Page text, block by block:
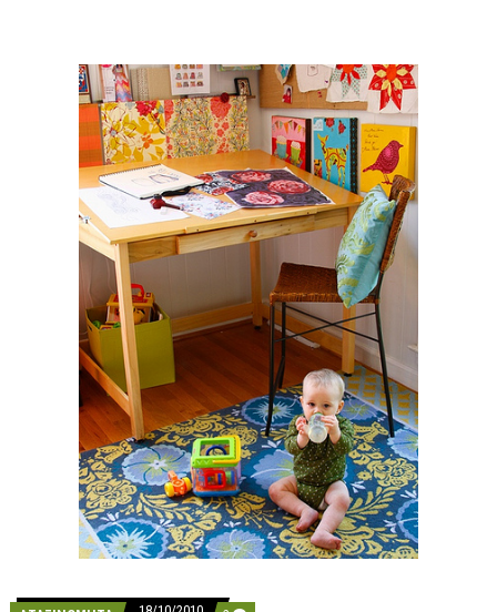
Η
Μ
Τ
Ρ
Χ
Ν
Τ
Ι
Σ
Μ
Ά
Μ
-
Α